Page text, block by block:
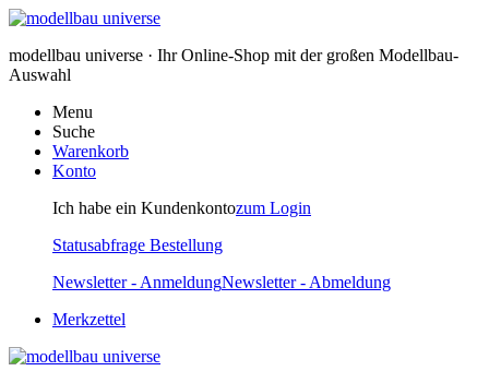
modellbau universe · Ihr Online-Shop mit der großen Modellbau-
Auswahl
Menu
Suche
Warenkorb
Konto
Ich habe ein Kundenkontozum Login
Statusabfrage Bestellung
Newsletter - AnmeldungNewsletter - Abmeldung
Merkzettel